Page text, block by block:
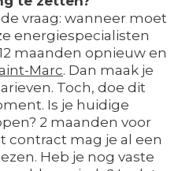
vraag: wanneer moet
energiespecialisten
maanden opnieuw en
Marc. Dan maak je
Toch, doe dit
Is je huidige
2 maanden voor
contract mag je al een
Heb je nog vaste